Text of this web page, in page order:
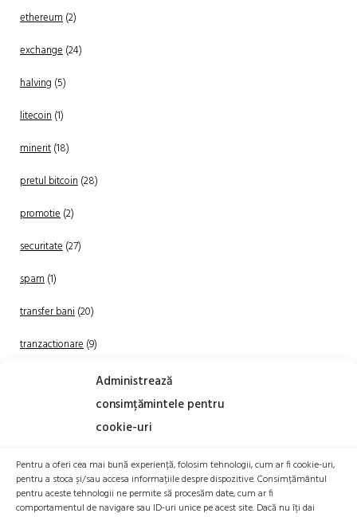
Administrează
consimțămintele pentru
cookie-uri
Pentru a oferi cea mai bună experiență, folosim tehnologii, cum ar fi cookie-uri,
pentru a stoca și/sau accesa informațiile despre dispozitive. Consimțământul
pentru aceste tehnologii ne permite să procesăm date, cum ar fi
comportamentul de navigare sau ID-uri unice pe acest site. Dacă nu îți dai
ethereum(2)
exchange(24)
halving (5)
litecoin(1)
minerit(18)
pretul bitcoin(28)
promotie(2)
securitate(27)
spam(1)
transfer bani(20)
tranzactionare(9)
(20)
TRANZACTIONEAZA